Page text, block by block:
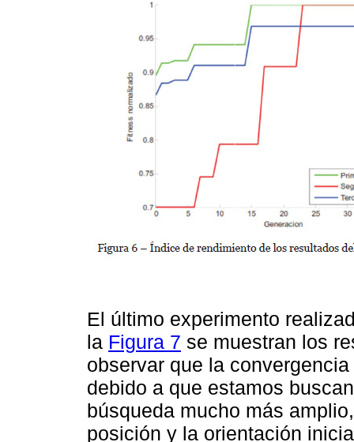
El último experimento
la Figura 7 se muestran los
observar que la
debido a que estamos
búsqueda mucho más
posición y la orientación